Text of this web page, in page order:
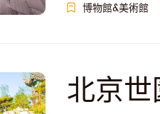
博物館&美術館
北京